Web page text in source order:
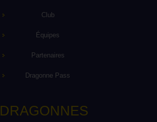
Club
Équipes
Partenaires
Dragonne Pass
DRAGONNES